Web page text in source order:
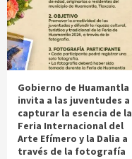
Gobierno de Huamantla
invita a las juventudes a
capturar la esencia de la
Feria Internacional del
Arte Efímero y la Dalia a
través de la fotografía